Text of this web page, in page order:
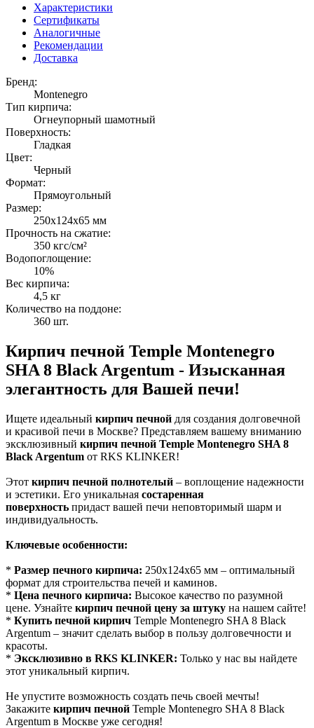
Характеристики
Сертификаты
Аналогичные
Рекомендации
Доставка
Бренд:
Montenegro
Тип кирпича:
Огнеупорный шамотный
Поверхность:
Гладкая
Цвет:
Черный
Формат:
Прямоугольный
Размер:
250х124х65 мм
Прочность на сжатие:
350 кгс/см²
Водопоглощение:
10%
Вес кирпича:
4,5 кг
Количество на поддоне:
360 шт.
Кирпич печной Temple Montenegro
SHA 8 Black Argentum - Изысканная
элегантность для Вашей печи!
Ищете идеальный кирпич печной для создания долговечной
и красивой печи в Москве? Представляем вашему вниманию
эксклюзивный кирпич печной Temple Montenegro SHA 8
Black Argentum от RKS KLINKER!
Этот кирпич печной полнотелый – воплощение надежности
и эстетики. Его уникальная состаренная
поверхность придаст вашей печи неповторимый шарм и
индивидуальность.
Ключевые особенности:
* Размер печного кирпича: 250x124x65 мм – оптимальный
формат для строительства печей и каминов.
* Цена печного кирпича: Высокое качество по разумной
цене. Узнайте кирпич печной цену за штуку на нашем сайте!
* Купить печной кирпич Temple Montenegro SHA 8 Black
Argentum – значит сделать выбор в пользу долговечности и
красоты.
* Эксклюзивно в RKS KLINKER: Только у нас вы найдете
этот уникальный кирпич.
Не упустите возможность создать печь своей мечты!
Закажите кирпич печной Temple Montenegro SHA 8 Black
Argentum в Москве уже сегодня!